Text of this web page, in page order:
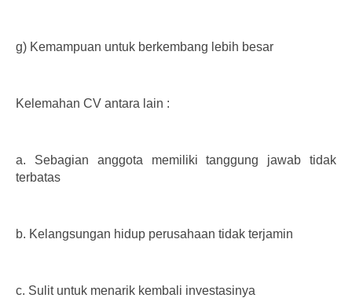
g) Kemampuan untuk berkembang lebih besar
Kelemahan CV antara lain :
a.
Sebagian anggota memiliki tanggung jawab tidak
terbatas
b. Kelangsungan hidup perusahaan tidak terjamin
c. Sulit untuk menarik kembali investasinya